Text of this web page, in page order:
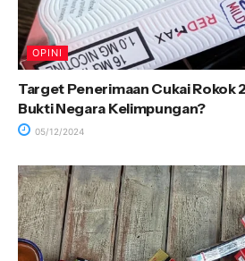
OPINI
Target Penerimaan Cukai Rokok
Bukti Negara Kelimpungan?
05/12/2024